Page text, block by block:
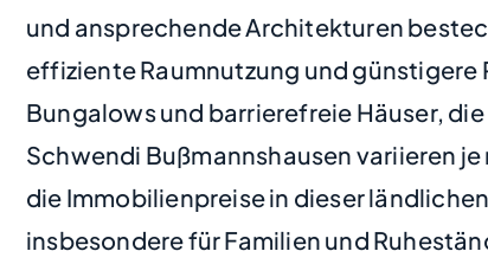
und ansprechende Architekturen
effiziente Raumnutzung und
Bungalows und barrierefreie Häuser,
Schwendi Bußmannshausen variieren
die Immobilienpreise in dieser
insbesondere für Familien und